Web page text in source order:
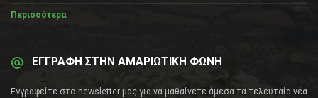
Περισσότερα
ΕΓΓΡΑΦΗ ΣΤΗΝ ΑΜΑΡΙΩΤΙΚΗ ΦΩΝΗ
Εγγραφείτε στο newsletter μας για να μαθαίνετε άμεσα τα τελευταία νέα